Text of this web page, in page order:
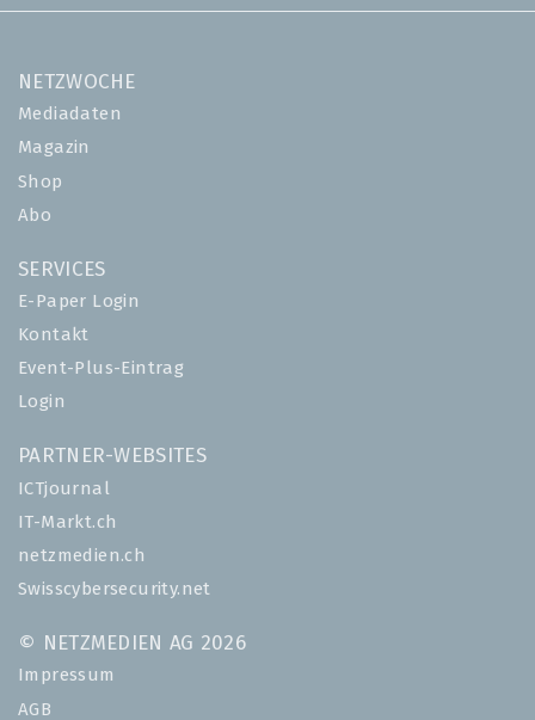
NETZWOCHE
Mediadaten
Magazin
Shop
Abo
SERVICES
E-Paper Login
Kontakt
Event-Plus-Eintrag
Login
PARTNER-WEBSITES
ICTjournal
IT-Markt.ch
netzmedien.ch
Swisscybersecurity.net
© NETZMEDIEN AG 2026
Impressum
AGB